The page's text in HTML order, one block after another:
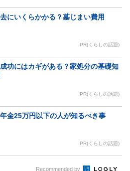
にいくらかかる？墓じまい費用
PR(くらしの話題)
功にはカギがある？家処分の基礎知
PR(くらしの話題)
金25万円以下の人が知るべき事
PR(くらしの話題)
Recommended by